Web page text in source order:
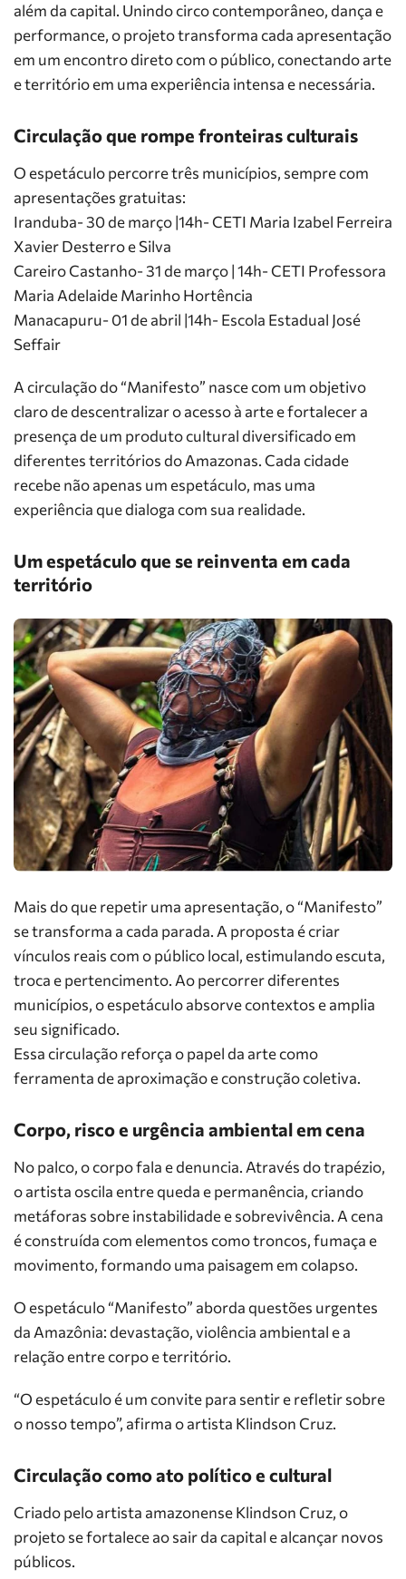
além da capital. Unindo circo contemporâneo, dança e
performance, o projeto transforma cada apresentação
em um encontro direto com o público, conectando arte
e território em uma experiência intensa e necessária.
Circulação que rompe fronteiras culturais
O espetáculo percorre três municípios, sempre com
apresentações gratuitas:
Iranduba- 30 de março |14h- CETI Maria Izabel Ferreira
Xavier Desterro e Silva
Careiro Castanho- 31 de março | 14h- CETI Professora
Maria Adelaide Marinho Hortência
Manacapuru- 01 de abril |14h- Escola Estadual José
Seffair
A circulação do “Manifesto” nasce com um objetivo
claro de descentralizar o acesso à arte e fortalecer a
presença de um produto cultural diversificado em
diferentes territórios do Amazonas. Cada cidade
recebe não apenas um espetáculo, mas uma
experiência que dialoga com sua realidade.
Um espetáculo que se reinventa em cada
território
Mais do que repetir uma apresentação, o “Manifesto”
se transforma a cada parada. A proposta é criar
vínculos reais com o público local, estimulando escuta,
troca e pertencimento. Ao percorrer diferentes
municípios, o espetáculo absorve contextos e amplia
seu significado.
Essa circulação reforça o papel da arte como
ferramenta de aproximação e construção coletiva.
Corpo, risco e urgência ambiental em cena
No palco, o corpo fala e denuncia. Através do trapézio,
o artista oscila entre queda e permanência, criando
metáforas sobre instabilidade e sobrevivência. A cena
é construída com elementos como troncos, fumaça e
movimento, formando uma paisagem em colapso.
O espetáculo “Manifesto” aborda questões urgentes
da Amazônia: devastação, violência ambiental e a
relação entre corpo e território.
“O espetáculo é um convite para sentir e refletir sobre
o nosso tempo”, afirma o artista Klindson Cruz.
Circulação como ato político e cultural
Criado pelo artista amazonense Klindson Cruz, o
projeto se fortalece ao sair da capital e alcançar novos
públicos.